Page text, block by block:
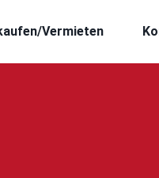
Vermieten